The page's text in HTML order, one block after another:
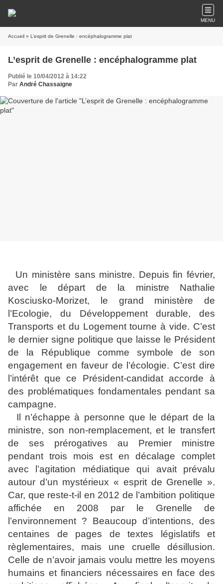
MENU
Accueil » L’esprit de Grenelle : encéphalogramme plat
L’esprit de Grenelle : encéphalogramme plat
Publié le 10/04/2012 à 14:22
Par André Chassaigne
Un ministère sans ministre. Depuis fin février,
avec le départ de la ministre Nathalie
Kosciusko-Morizet, le grand ministère de
l’Ecologie, du Développement durable, des
Transports et du Logement tourne à vide. C’est
le dernier signe politique que laisse le Président
de la République comme symbole de son
engagement en faveur de l’écologie. C’est dire
l’intérêt que ce Président-candidat accorde à
des problématiques fondamentales pendant sa
campagne.
Il n’échappe à personne que le départ de la
ministre, son non-remplacement, et le transfert
de ses prérogatives au Premier ministre
pendant trois mois est en décalage complet
avec l’agitation médiatique qui avait prévalu
autour d’un mystérieux « esprit de Grenelle ».
Car, que reste-t-il en 2012 de l’ambition politique
affichée en 2008 par le Grenelle de
l’environnement ? Beaucoup d’intentions, des
centaines de pages de textes législatifs et
règlementaires, mais une cruelle désillusion.
Celle de n’avoir jamais voulu mettre les moyens
humains et financiers nécessaires en face des